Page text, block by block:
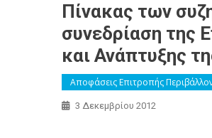
Πίνακας των
συνεδρίαση της
και Ανάπτυξης
Αποφάσεις Επιτροπής
3 Δεκεμβρίου 2012